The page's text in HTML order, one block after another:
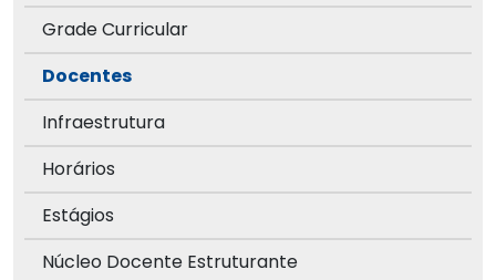
Grade Curricular
Docentes
Infraestrutura
Horários
Estágios
Núcleo Docente Estruturante